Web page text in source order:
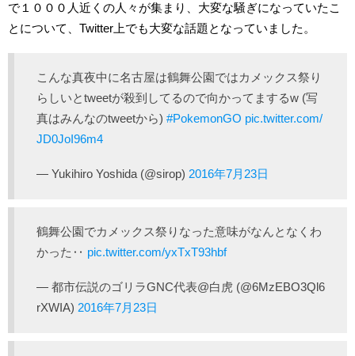
で１０００人近くの人々が集まり、大変な騒ぎになっていたこ
とについて、Twitter上でも大変な話題となっていました。
こんな真夜中に名古屋は鶴舞公園ではカメックス祭り
らしいとtweetが殺到してるので向かってまするw (写
真はみんなのtweetから) #PokemonGO pic.twitter.com/
JD0JoI96m4
— Yukihiro Yoshida (@sirop) 2016年7月23日
鶴舞公園でカメックス祭りなった意味がなんとなくわ
かった‥ pic.twitter.com/yxTxT93hbf
— 都市伝説のゴリラGNC代表@白虎 (@6MzEBO3Ql6
rXWIA) 2016年7月23日